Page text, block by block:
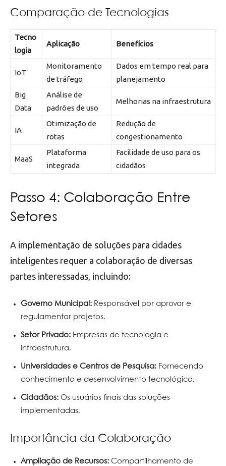
Comparação de Tecnologias
Tecno
logia
Aplicação Benefícios
IoT
Monitoramento
de tráfego
Dados em tempo real para
planejamento
Big
Data
Análise de
padrões de uso
Melhorias na infraestrutura
IA
Otimização de
rotas
Redução de
congestionamento
MaaS
Plataforma
integrada
Facilidade de uso para os
cidadãos
Passo 4: Colaboração Entre
Setores
A implementação de soluções para cidades
inteligentes requer a colaboração de diversas
partes interessadas, incluindo:
Governo Municipal: Responsável por aprovar e
regulamentar projetos.
Setor Privado: Empresas de tecnologia e
infraestrutura.
Universidades e Centros de Pesquisa: Fornecendo
conhecimento e desenvolvimento tecnológico.
Cidadãos: Os usuários finais das soluções
implementadas.
Importância da Colaboração
Ampliação de Recursos: Compartilhamento de